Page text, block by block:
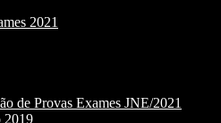
2021
de Provas Exames JNE/2021
2019